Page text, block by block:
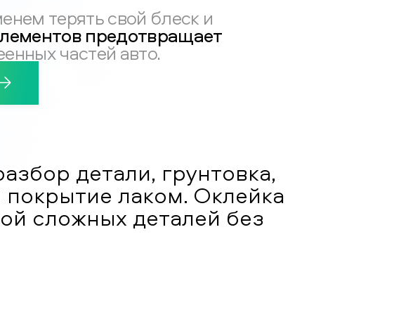
терять свой блеск и
предотвращает
частей авто.
детали, грунтовка,
лаком. Оклейка
сложных деталей без